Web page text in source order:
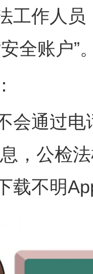
工作人
全账户”
通过电
，公检
载不明